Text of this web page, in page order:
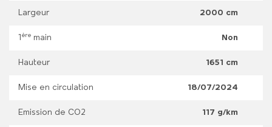
Largeur 2000 cm
1ère main Non
Hauteur 1651 cm
Mise en circulation 18/07/2024
Emission de CO2 117 g/km